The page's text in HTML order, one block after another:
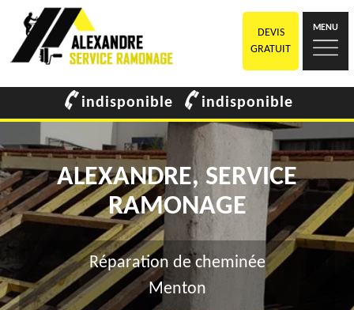
DEVIS
GRATUIT
MENU
indisponible indisponible
ALEXANDRE, SERVICE
RAMONAGE
Réparation de cheminée
Menton